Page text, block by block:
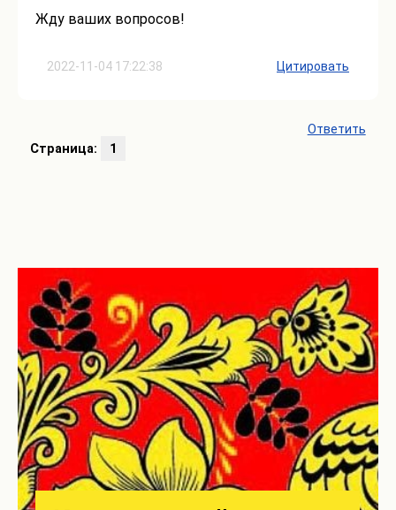
2022-11-04 17:22:38
Жду ваших вопросов!
Цитировать
Ответить
Страница:
1